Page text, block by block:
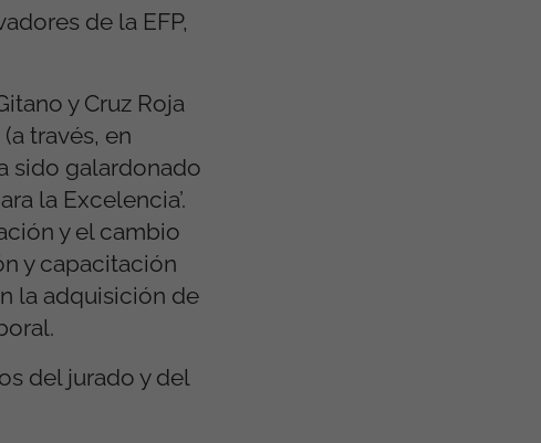
de la EFP,
y Cruz Roja
través, en
sido galardonado
la Excelencia’.
y el cambio
y capacitación
la adquisición de
del jurado y del